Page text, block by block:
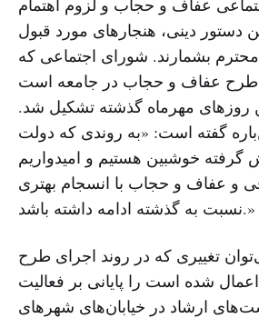
دستور دینی، هنجارهای مورد قبول
بشمارند. شورای اجتماعی که
طرح عفاف و حجاب در جامعه است
روزهای مهرماه گذشته تشکیل شد.
گفته است: «به روندی که دولت
گرفته خوشبین هستیم و امیدواریم
و عفاف و حجاب با انسجام بهتری
نسبت به گذشته ادامه داشته باشد.»
تغییری که در روند اجرای طرح
شده است را پایانی بر فعالیت
ارشاد در خیابان‌های شهرهای